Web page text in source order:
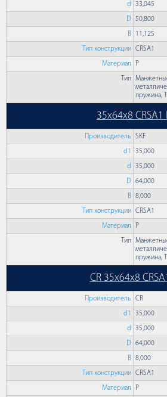
d 33,045
D 50,800
B 11,125
Тип конструкции CRSA1
Материал P
Тип
пружина,
35x64x8 CRSA1
Производитель SKF
d1 35,000
d 35,000
D 64,000
B 8,000
Тип конструкции CRSA1
Материал P
Тип
пружина,
CR 35x64x8
Производитель CR
d1 35,000
d 35,000
D 64,000
B 8,000
Тип конструкции CRSA1
Материал P